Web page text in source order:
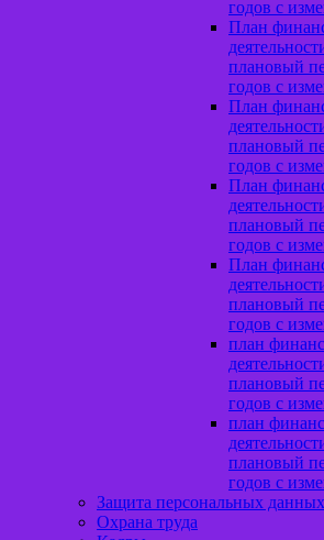
годов с
План
плановый
годов с
План
плановый
годов с
План
плановый
годов с
План
плановый
годов с
план
плановый
годов с
план
плановый
годов с
Защита персональных данных
Охрана труда